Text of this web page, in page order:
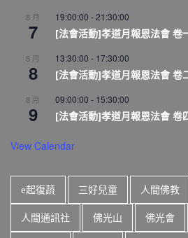
8 月
7
19:00:00 -21:30:00
[法會活動]孝道月報恩法會 卷
8 月
8
13:30:00 - 17:30:00
[法會活動]孝道月報恩法會 卷
8 月
9
09:00:00 - 15:30:00
[法會活動]孝道月報恩法會 卷
View Calendar
e起復蔬 三好兒童 人間佛教
人間通訊社 佛光山 佛光會